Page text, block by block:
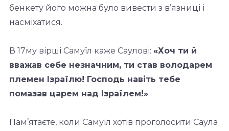
бенкету його можна було вивести з в’язниці і
насміхатися.
В 17му вірші Самуїл каже Саулові: «Хоч ти й
вважав себе незначним, ти став володарем
племен Ізраїлю! Господь навіть тебе
помазав царем над Ізраїлем!»
Пам’ятаєте, коли Самуїл хотів проголосити Саула